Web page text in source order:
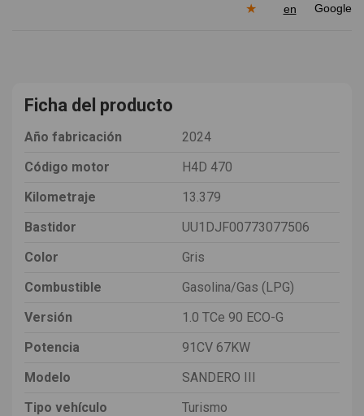
★
en
Ficha del producto
Año fabricación
2024
Código motor
H4D 470
Kilometraje
13.379
Bastidor
UU1DJF00773077506
Color
Gris
Combustible
Gasolina/Gas (LPG)
Versión
1.0 TCe 90 ECO-G
Potencia
91CV 67KW
Modelo
SANDERO III
Tipo vehículo
Turismo